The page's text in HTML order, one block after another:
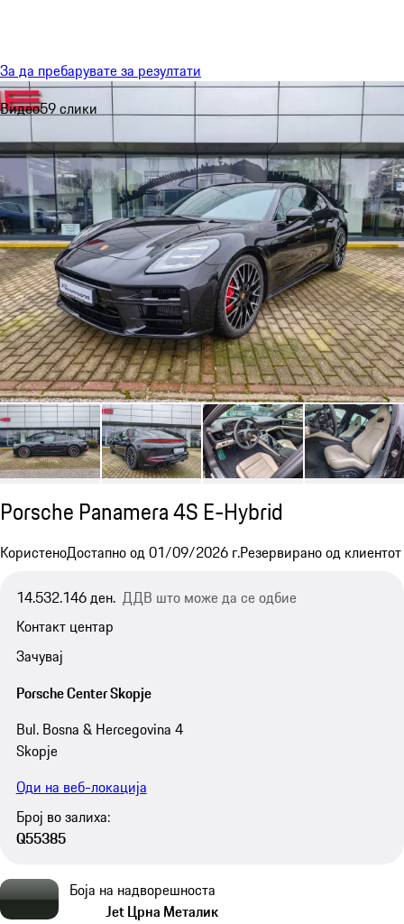
За да пребарувате за резултати
Видео59 слики
Porsche Panamera 4S E-Hybrid
КористеноДостапно од 01/09/2026 г.Резервирано од клиентот
14.532.146 ден. ДДВ што може да се одбие
Контакт центар
Зачувај
Porsche Center Skopje
Bul. Bosna & Hercegovina 4
Skopje
Оди на веб-локација
Број во залиха:
Q55385
Боја на надворешноста
Jet Црна Металик